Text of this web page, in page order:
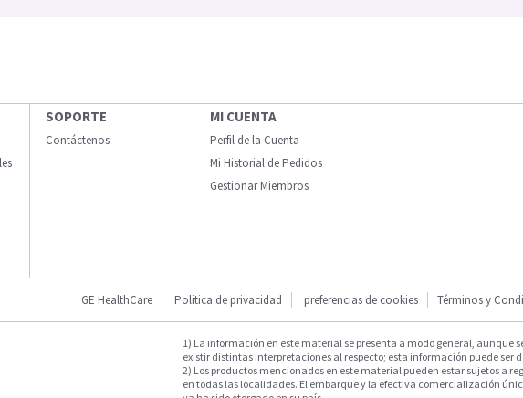
SOPORTE
Contáctenos
MI CUENTA
Perfil de la Cuenta
Mi Historial de Pedidos
Gestionar Miembros
GE HealthCare Politica de privacidad preferencias de cookies Términos y
1) La información en este material se presenta a modo general, aunque
existir distintas interpretaciones al respecto; esta información puede ser
2) Los productos mencionados en este material pueden estar sujetos a
en todas las localidades. El embarque y la efectiva comercialización